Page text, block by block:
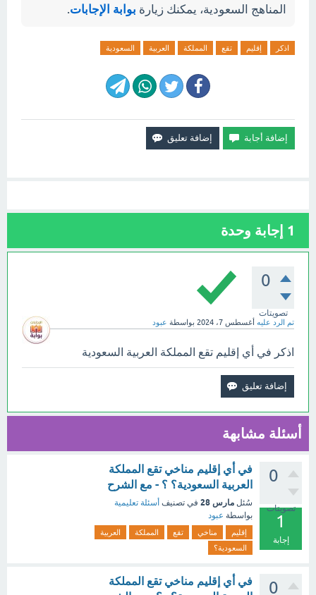
المناهج السعودية، يمكنك زيارة بوابة الإجابات.
اذكر إقليم تقع المملكة العربية السعودية
1 إجابة وحدة
0
تصويتات
تم الرد عليه أغسطس 7، 2024 بواسطة عبود
اذكر في أي إقليم تقع المملكة العربية السعودية
أسئلة مشابهة
0
تصويتات
1
إجابة
في أي إقليم مناخي تقع المملكة
العربية السعودية؟ ؟ - مع الشرح
سُئل مارس 28 في تصنيف أسئلة تعليمية
بواسطة عبود
إقليم مناخي تقع المملكة
العربية
السعودية؟
0
في أي إقليم مناخي تقع المملكة